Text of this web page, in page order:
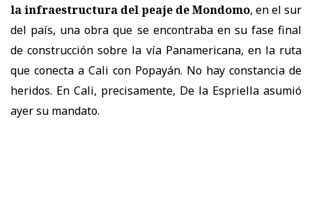
la infraestructura del peaje de Mondomo, en el sur
del país, una obra que se encontraba en su fase final
de construcción sobre la vía Panamericana, en la ruta
que conecta a Cali con Popayán. No hay constancia de
heridos. En Cali, precisamente, De la Espriella asumió
ayer su mandato.